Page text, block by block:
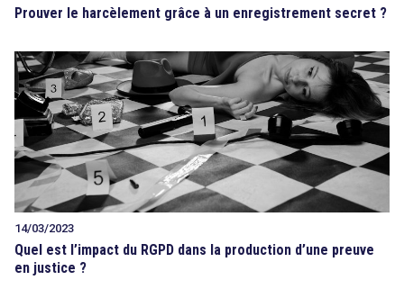
Prouver le harcèlement grâce à un enregistrement secret ?
14/03/2023
Quel est l’impact du RGPD dans la production d’une preuve
en justice ?